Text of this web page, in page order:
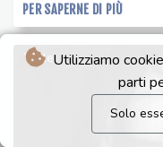
Utilizziamo
parti
Solo
PER SAPERNE DI PIÙ
Viale